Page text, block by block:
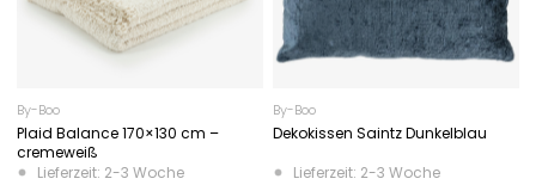
By-Boo
Plaid Balance 170×130 cm –
cremeweiß
Lieferzeit: 2-3 Woche
By-Boo
Dekokissen Saintz Dunkelblau
Lieferzeit: 2-3 Woche